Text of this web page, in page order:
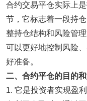
合约交易平仓实际上
节，它标志着一段持
整持仓结构和风险管
可以更好地控制风险
好准备。
二、合约平仓的目的
1. 它是投资者实现盈